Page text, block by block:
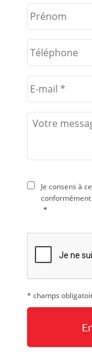
Je consens à
conformément
*
* champs